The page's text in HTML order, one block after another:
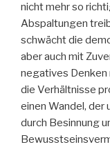
nicht mehr so
Abspaltungen
schwächt die
aber auch mit
negatives Denken
die Verhältnisse
einen Wandel, der
durch Besinnung